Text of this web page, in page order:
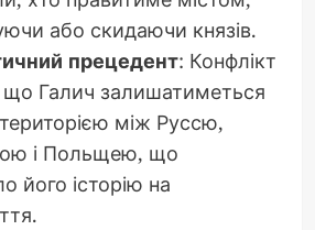
або скидаючи князів.
прецедент: Конфлікт
що Галич залишатиметься
між Руссю,
і Польщею, що
його історію на